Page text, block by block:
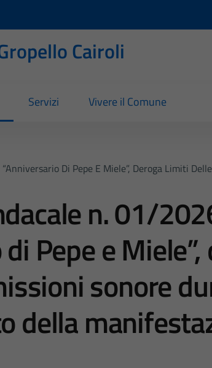
Cairoli
Servizi Vivere il Comune
Di Pepe E Miele”, Deroga Limiti
n. 01/
Pepe e
sonore
della